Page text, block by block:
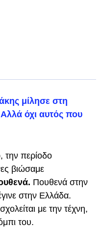
μίλησε στη
όχι αυτός που
την περίοδο
βιώσαμε
Πουθενά στην
στην Ελλάδα.
με την τέχνη,
του.